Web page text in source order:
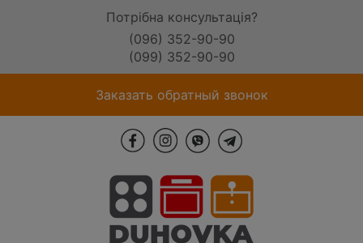
Потрібна консультація?
(096) 352-90-90
(099) 352-90-90
Заказать обратный звонок